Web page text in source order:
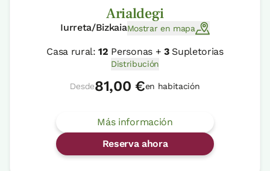
Arialdegi
Iurreta/BizkaiaMostrar en mapa
Casa rural:12 Personas + 3Supletorias
Distribución
Desde81,00 €en habitación
Más información
Reserva ahora